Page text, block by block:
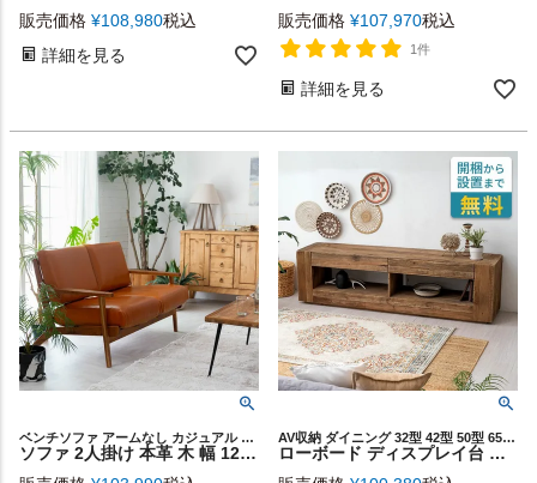
販売価格 ¥108,980税込
詳細を見る
販売価格 ¥107,970税込
1件
詳細を見る
ベンチソファ アームなし カジュアル アームレス コンパクト
ソファ 2人掛け 本革 木 幅 125cm キャメル ブラウン [91479]【 レザーソファ アームソファ 2人掛けソファ 2P ソファー 天然木 チーク 革 レザー おしゃれ かっこいい シンプル ヴィンテージ カントリー 北欧 アメリカン 西海岸 ミッドセンチュリー リゾート インテリア】
AV収納 ダイニング 32型 42型 50型 65型 70型 対応 木目 天然木
ローボード ディスプレイ台 大型 TVボード W 210cm x D 48cm x H 60cm オーディオ 本棚 飾り棚 家具 インテリア リビング テレビボード TV台 シンプル 衣類 収納 テレビラック 北欧 リゾート アンティーク調 ビンテージ風 ヴィンテージ風 西海岸 [91559]